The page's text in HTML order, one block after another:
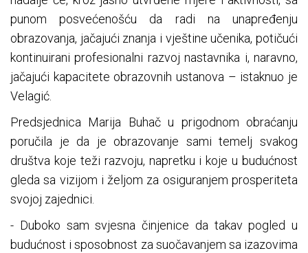
punom posvećenošću da radi na unapređenju
obrazovanja, jačajući znanja i vještine učenika, potičući
kontinuirani profesionalni razvoj nastavnika i, naravno,
jačajući kapacitete obrazovnih ustanova – istaknuo je
Velagić.
Predsjednica Marija Buhač u prigodnom obraćanju
poručila je da je obrazovanje sami temelj svakog
društva koje teži razvoju, napretku i koje u budućnost
gleda sa vizijom i željom za osiguranjem prosperiteta
svojoj zajednici.
- Duboko sam svjesna činjenice da takav pogled u
budućnost i sposobnost za suočavanjem sa izazovima